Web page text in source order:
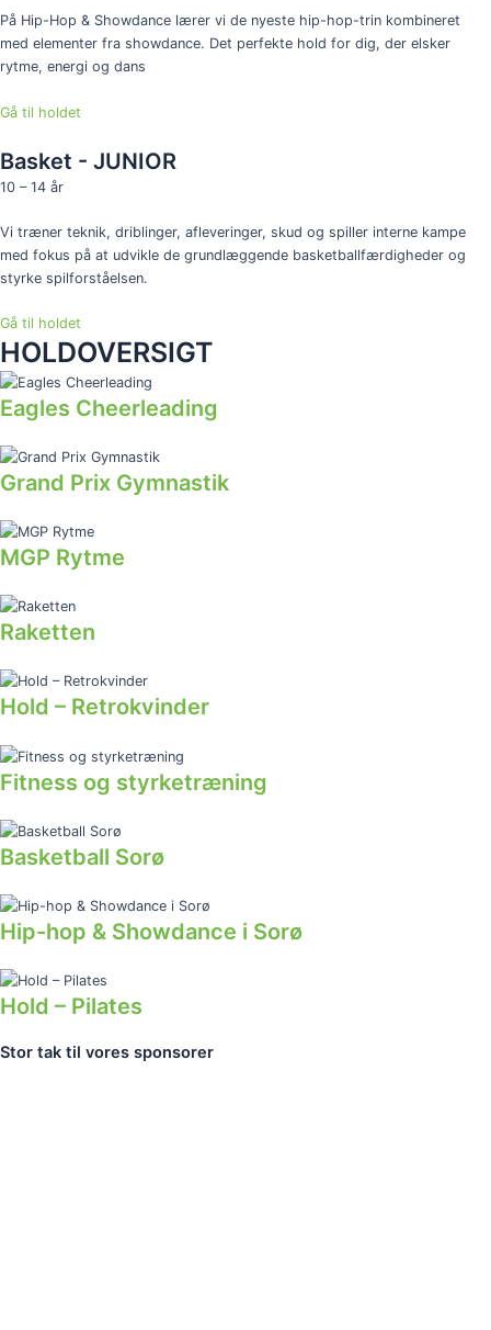
På Hip-Hop & Showdance lærer vi de nyeste hip-hop-trin kombineret
med elementer fra showdance. Det perfekte hold for dig, der elsker
rytme, energi og dans
Gå til holdet
Basket - JUNIOR
10 – 14 år
Vi træner teknik, driblinger, afleveringer, skud og spiller interne kampe
med fokus på at udvikle de grundlæggende basketballfærdigheder og
styrke spilforståelsen.
Gå til holdet
HOLDOVERSIGT
Eagles Cheerleading
Grand Prix Gymnastik
MGP Rytme
Raketten
Hold – Retrokvinder
Fitness og styrketræning
Basketball Sorø
Hip-hop & Showdance i Sorø
Hold – Pilates
Stor tak til vores sponsorer